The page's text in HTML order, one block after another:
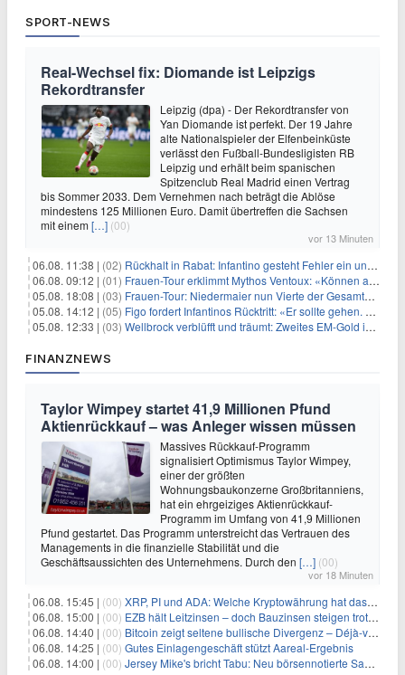
SPORT-NEWS
Real-Wechsel fix: Diomande ist Leipzigs
Rekordtransfer
Leipzig (dpa) - Der Rekordtransfer von
Yan Diomande ist perfekt. Der 19 Jahre
alte Nationalspieler der Elfenbeinküste
verlässt den Fußball-Bundesligisten RB
Leipzig und erhält beim spanischen
Spitzenclub Real Madrid einen Vertrag
bis Sommer 2033. Dem Vernehmen nach beträgt die Ablöse
mindestens 125 Millionen Euro. Damit übertreffen die Sachsen
mit einem[…] (00)
vor 13 Minuten
06.08. 11:38 | (02) Rückhalt in Rabat: Infantino gesteht Fehler ein und droht
06.08. 09:12 | (01) Frauen-Tour erklimmt Mythos Ventoux: «Können alles schaffen»
05.08. 18:08 | (03) Frauen-Tour: Niedermaier nun Vierte der Gesamtwertung
05.08. 14:12 | (05) Figo fordert Infantinos Rücktritt: «Er sollte gehen. Jetzt»
05.08. 12:33 | (03) Wellbrock verblüfft und träumt: Zweites EM-Gold in Paris
FINANZNEWS
Taylor Wimpey startet 41,9 Millionen Pfund
Aktienrückkauf – was Anleger wissen müssen
Massives Rückkauf-Programm
signalisiert Optimismus Taylor Wimpey,
einer der größten
Wohnungsbaukonzerne Großbritanniens,
hat ein ehrgeiziges Aktienrückkauf-
Programm im Umfang von 41,9 Millionen
Pfund gestartet. Das Programm unterstreicht das Vertrauen des
Managements in die finanzielle Stabilität und die
Geschäftsaussichten des Unternehmens. Durch den […] (00)
vor 18 Minuten
06.08. 15:45 | (00) XRP, PI und ADA: Welche Kryptowährung hat das größte Potenzial im nächsten Bullenmarkt?
06.08. 15:00 | (00) EZB hält Leitzinsen – doch Bauzinsen steigen trotzdem: Das Nahost-Problem für Immobilienkäufer
06.08. 14:40 | (00) Bitcoin zeigt seltene bullische Divergenz – Déjà-vu für BTC?
06.08. 14:25 | (00) Gutes Einlagengeschäft stützt Aareal-Ergebnis
06.08. 14:00 | (00) Jersey Mike's bricht Tabu: Neu börsennotierte Sandwich-Kette startet Millionen-Offensive in digitales Marketing